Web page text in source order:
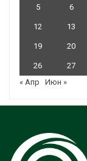
5 6
12 13
19 20
26 27
« Апр
Июн »